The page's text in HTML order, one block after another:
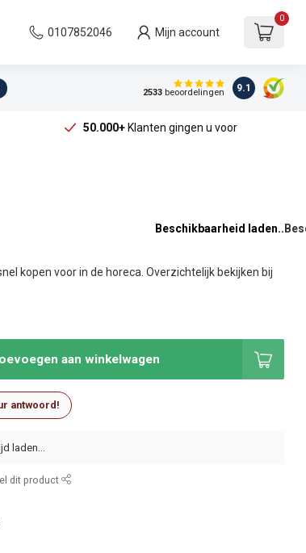
0107852046 Mijn account
0
2533beoordelingen 9.1
50.000+Klanten gingen u voor
Beschikbaarheid laden..
kopen voor in de horeca. Overzichtelijk bekijken bij
aan winkelwagen
antwoord!
dit product